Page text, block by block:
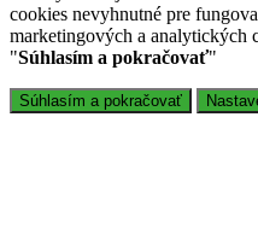
cookies nevyhnutné pre
marketingových a analytických
"Súhlasím a pokračovať"
Súhlasím a pokračovať